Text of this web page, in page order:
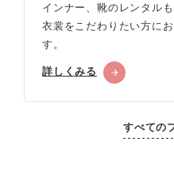
インナー、靴のレンタルも
衣裳をこだわりたい方に
す。
詳しくみる
すべての